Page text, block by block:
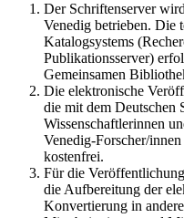
Der Schriftenserver
Venedig betrieben. Die
Katalogsystems
Publikationsserver)
Gemeinsamen
Die elektronische
die mit dem Deutschen
Wissenschaftlerinnen
Venedig-Forscher/
kostenfrei.
Für die
die Aufbereitung der
Konvertierung in